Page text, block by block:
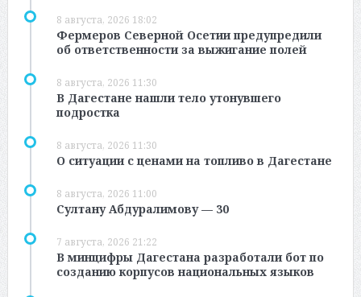
8 августа, 2026 18:02
Фермеров Северной Осетии предупредили
об ответственности за выжигание полей
8 августа, 2026 11:30
В Дагестане нашли тело утонувшего
подростка
8 августа, 2026 11:30
О ситуации с ценами на топливо в Дагестане
8 августа, 2026 11:00
Султану Абдуралимову — 30
7 августа, 2026 21:22
В минцифры Дагестана разработали бот по
созданию корпусов национальных языков